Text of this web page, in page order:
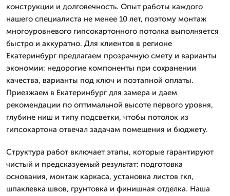
конструкции и долговечность. Опыт работы каждого
нашего специалиста не менее 10 лет, поэтому монтаж
многоуровневого гипсокартонного потолка выполняется
быстро и аккуратно. Для клиентов в регионе
Екатеринбург предлагаем прозрачную смету и варианты
экономии: недорогие компоненты при сохранении
качества, варианты под ключ и поэтапной оплаты.
Приезжаем в Екатеринбург для замера и даем
рекомендации по оптимальной высоте первого уровня,
глубине ниш и типу подсветки, чтобы потолок из
гипсокартона отвечал задачам помещения и бюджету.
Структура работ включает этапы, которые гарантируют
чистый и предсказуемый результат: подготовка
основания, монтаж каркаса, установка листов гкл,
шпаклевка швов, грунтовка и финишная отделка. Наша